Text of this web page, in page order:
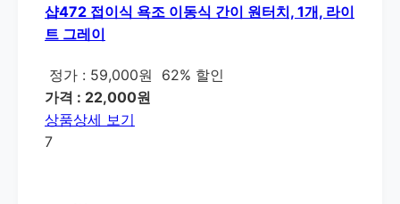
샵472 접이식 욕조 이동식 간이 원터치, 1개, 라이
트 그레이
정가 : 59,000원
62% 할인
가격 : 22,000원
상품상세 보기
7